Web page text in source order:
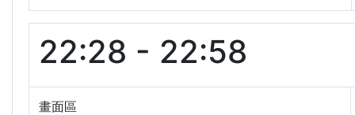
22:28 - 22:58
畫面區